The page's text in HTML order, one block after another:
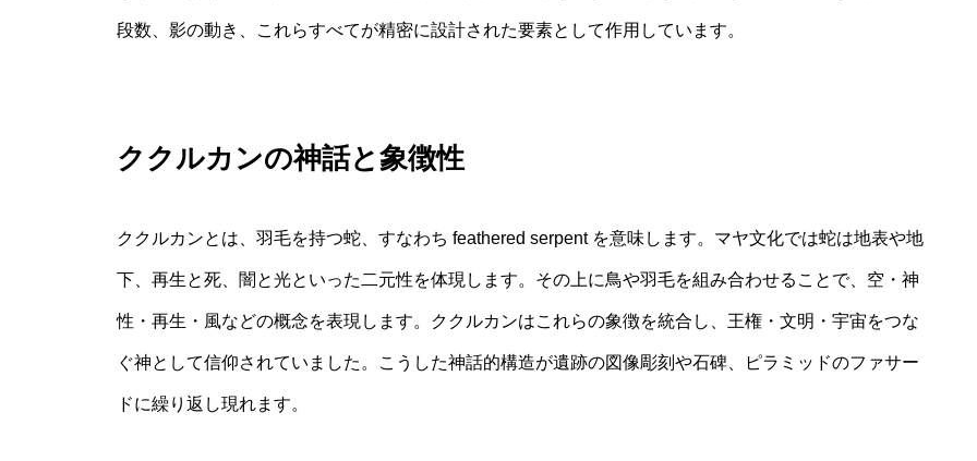
段数、影の動き、これらすべてが精密に設計された要素として作用しています。
ククルカンの神話と象徴性
ククルカンとは、羽毛を持つ蛇、すなわち feathered serpent を意味します。マヤ文化では蛇は地表や地
下、再生と死、闇と光といった二元性を体現します。その上に鳥や羽毛を組み合わせることで、空・神
性・再生・風などの概念を表現します。ククルカンはこれらの象徴を統合し、王権・文明・宇宙をつな
ぐ神として信仰されていました。こうした神話的構造が遺跡の図像彫刻や石碑、ピラミッドのファサー
ドに繰り返し現れます。